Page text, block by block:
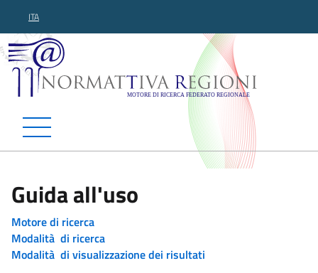
ITA
Normattiva Regioni -
Guida all'uso
Motore di ricerca
Modalità di ricerca
Modalità di visualizzazione dei risultati